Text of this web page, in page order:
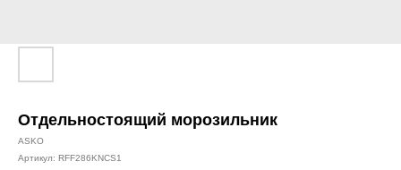
Отдельностоящий морозильник
ASKO
Артикул: RFF286KNCS1